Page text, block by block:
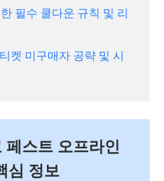
필수 쿨다운 규칙 및 리
켓 미구매자 공략 및 시
스트 오프라인
심 정보